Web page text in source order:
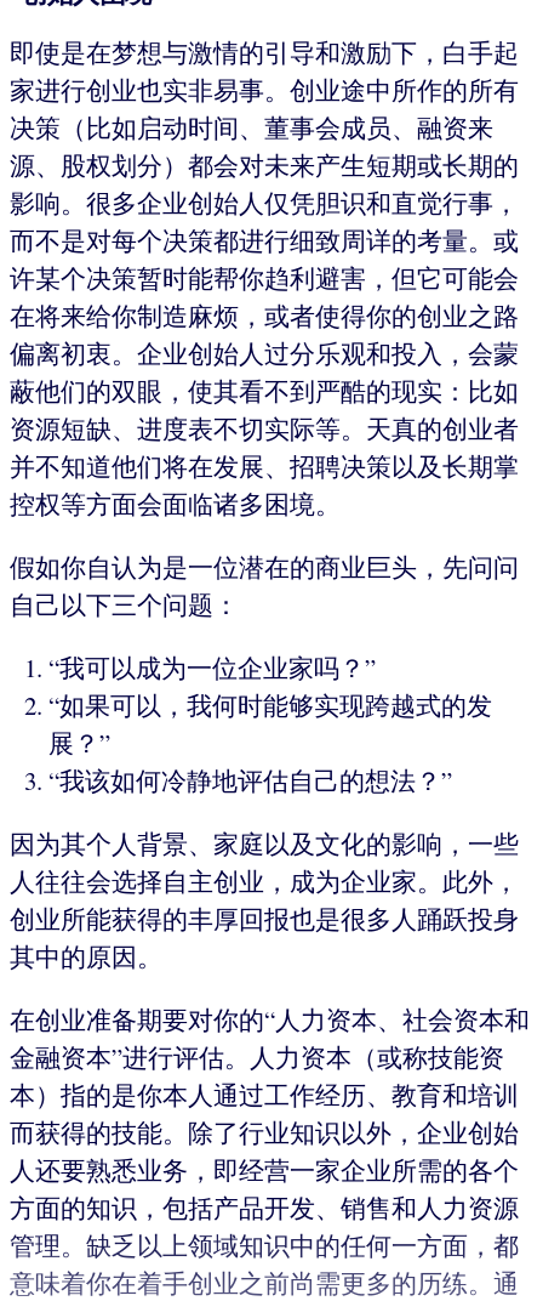
即使是在梦想与激情的引导和激励下，白手起
家进行创业也实非易事。创业途中所作的所有
决策（比如启动时间、董事会成员、融资来
源、股权划分）都会对未来产生短期或长期的
影响。很多企业创始人仅凭胆识和直觉行事，
而不是对每个决策都进行细致周详的考量。或
许某个决策暂时能帮你趋利避害，但它可能会
在将来给你制造麻烦，或者使得你的创业之路
偏离初衷。企业创始人过分乐观和投入，会蒙
蔽他们的双眼，使其看不到严酷的现实：比如
资源短缺、进度表不切实际等。天真的创业者
并不知道他们将在发展、招聘决策以及长期掌
控权等方面会面临诸多困境。
假如你自认为是一位潜在的商业巨头，先问问
自己以下三个问题：
“我可以成为一位企业家吗？”
“如果可以，我何时能够实现跨越式的发
展？”
“我该如何冷静地评估自己的想法？”
因为其个人背景、家庭以及文化的影响，一些
人往往会选择自主创业，成为企业家。此外，
创业所能获得的丰厚回报也是很多人踊跃投身
其中的原因。
在创业准备期要对你的“人力资本、社会资本和
金融资本”进行评估。人力资本（或称技能资
本）指的是你本人通过工作经历、教育和培训
而获得的技能。除了行业知识以外，企业创始
人还要熟悉业务，即经营一家企业所需的各个
方面的知识，包括产品开发、销售和人力资源
管理。缺乏以上领域知识中的任何一方面，都
意味着你在着手创业之前尚需更多的历练。通